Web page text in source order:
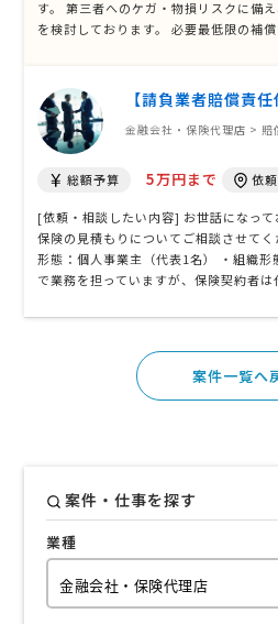
す。 第三者へのケガ・物損リスクに備
を検討しております。 必要最低限の補
た補償内容や、複数 …【請負業者賠償責
金融会社・保険代理店 > 賠
総額予算 5万円まで 依
[依頼・相談したい内容] お世話になっ
保険の見積もりについてご相談させて
形態：個人事業主（代表1名） ・組織
で業務を担っていますが、保険契約者は
掃業務） - 引越し時の荷物運搬 - 不
案件一覧へ
案件・仕事を探す
業種